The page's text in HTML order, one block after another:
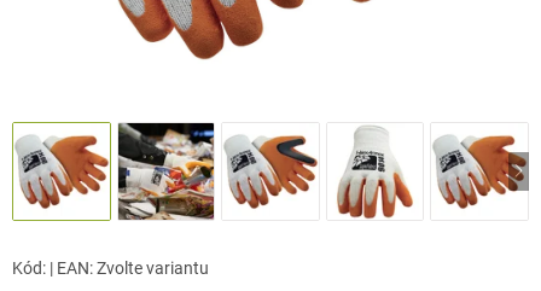
Kód: | EAN:Zvolte variantu